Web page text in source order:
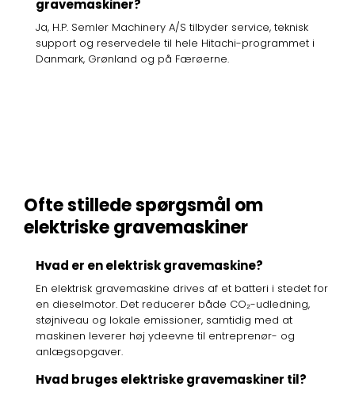
gravemaskiner?
Ja, H.P. Semler Machinery A/S tilbyder service, teknisk
support og reservedele til hele Hitachi-programmet i
Danmark, Grønland og på Færøerne.
Ofte stillede spørgsmål om
elektriske gravemaskiner
Hvad er en elektrisk gravemaskine?
En elektrisk gravemaskine drives af et batteri i stedet for
en dieselmotor. Det reducerer både CO₂-udledning,
støjniveau og lokale emissioner, samtidig med at
maskinen leverer høj ydeevne til entreprenør- og
anlægsopgaver.
Hvad bruges elektriske gravemaskiner til?